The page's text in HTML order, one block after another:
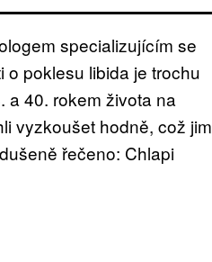
specializujícím se
o poklesu libida je trochu
a 40. rokem života na
vyzkoušet hodně, což jim
řečeno: Chlapi